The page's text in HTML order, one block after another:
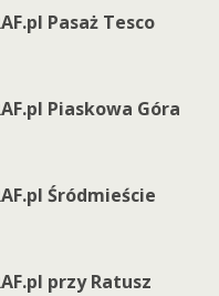
Pasaż Tesco
Piaskowa Góra
Śródmieście
przy Ratusz